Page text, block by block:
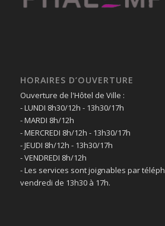
HORAIRES D’OUVERTURE
Ouverture de l'Hôtel de Ville :
- LUNDI 8h30/12h - 13h30/17h
- MARDI 8h/12h
- MERCREDI 8h/12h - 13h30/17h
- JEUDI 8h/12h - 13h30/17h
- VENDREDI 8h/12h
- Les services sont joignables par
vendredi de 13h30 à 17h.